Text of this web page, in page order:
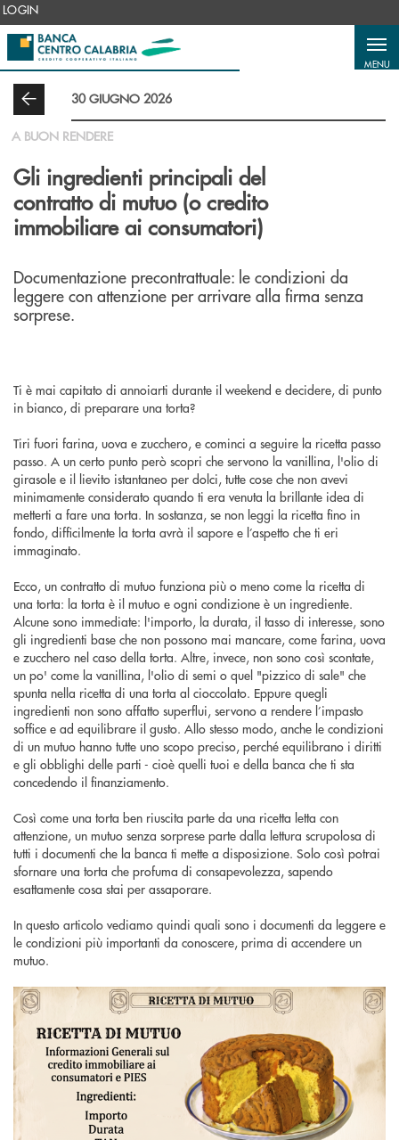
Salta al contenuto principale
LOGIN
MENU
30 GIUGNO 2026
A BUON RENDERE
Gli ingredienti principali del
contratto di mutuo (o credito
immobiliare ai consumatori)
Documentazione precontrattuale: le condizioni da
leggere con attenzione per arrivare alla firma senza
sorprese.
Ti è mai capitato di annoiarti durante il weekend e decidere, di punto
in bianco, di preparare una torta?
Tiri fuori farina, uova e zucchero, e cominci a seguire la ricetta passo
passo. A un certo punto però scopri che servono la vanillina, l'olio di
girasole e il lievito istantaneo per dolci, tutte cose che non avevi
minimamente considerato quando ti era venuta la brillante idea di
metterti a fare una torta. In sostanza, se non leggi la ricetta fino in
fondo, difficilmente la torta avrà il sapore e l’aspetto che ti eri
immaginato.
Ecco, un contratto di mutuo funziona più o meno come la ricetta di
una torta: la torta è il mutuo e ogni condizione è un ingrediente.
Alcune sono immediate: l'importo, la durata, il tasso di interesse, sono
gli ingredienti base che non possono mai mancare, come farina, uova
e zucchero nel caso della torta. Altre, invece, non sono così scontate,
un po' come la vanillina, l'olio di semi o quel "pizzico di sale" che
spunta nella ricetta di una torta al cioccolato. Eppure quegli
ingredienti non sono affatto superflui, servono a rendere l’impasto
soffice e ad equilibrare il gusto. Allo stesso modo, anche le condizioni
di un mutuo hanno tutte uno scopo preciso, perché equilibrano i diritti
e gli obblighi delle parti - cioè quelli tuoi e della banca che ti sta
concedendo il finanziamento.
Così come una torta ben riuscita parte da una ricetta letta con
attenzione, un mutuo senza sorprese parte dalla lettura scrupolosa di
tutti i documenti che la banca ti mette a disposizione. Solo così potrai
sfornare una torta che profuma di consapevolezza, sapendo
esattamente cosa stai per assaporare.
In questo articolo vediamo quindi quali sono i documenti da leggere e
le condizioni più importanti da conoscere, prima di accendere un
mutuo.